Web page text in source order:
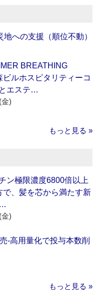
への支援（順位不動）
BREATHING
ビルホスピタリティーコ
エステ…
)
もっと見る »
ン極限濃度6800倍以上
で、髪を芯から満たす新
)
‐高用量化で投与本数削
もっと見る »